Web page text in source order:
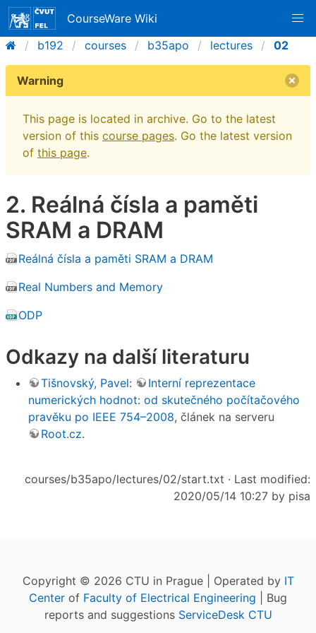
CourseWare Wiki
b192
courses b35apo lectures 02
Warning
This page is located in archive. Go to the latest
version of this course pages. Go the latest version
of this page.
2. Reálná čísla a paměti
SRAM a DRAM
Reálná čísla a paměti SRAM a DRAM
Real Numbers and Memory
ODP
Odkazy na další literaturu
Tišnovský, Pavel:
Interní reprezentace
numerických hodnot: od skutečného počítačového
pravěku po IEEE 754–2008, článek na serveru
Root.cz.
courses/b35apo/lectures/02/start.txt · Last modified:
2020/05/14 10:27 by pisa
Copyright © 2026 CTU in Prague | Operated by IT
Center of Faculty of Electrical Engineering | Bug
reports and suggestions ServiceDesk CTU